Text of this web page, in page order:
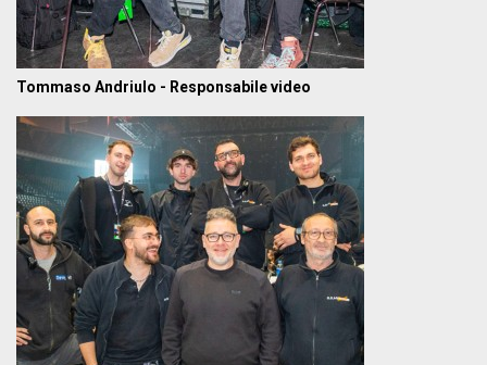
Tommaso Andriulo - Responsabile video